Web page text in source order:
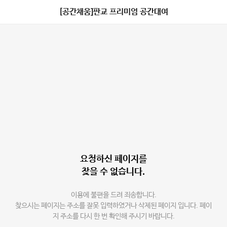
[공간채움]판교 프리미엄 공간대여
요청하신 페이지를
찾을 수 없습니다.
이용에 불편을 드려 죄송합니다.
찾으시는 페이지는 주소를 잘못 입력하였거나 삭제된 페이지 입니다. 페이
지 주소를 다시 한 번 확인해 주시기 바랍니다.